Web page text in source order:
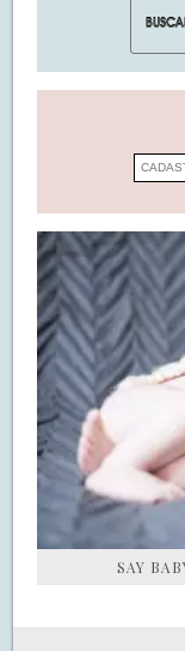
SAY